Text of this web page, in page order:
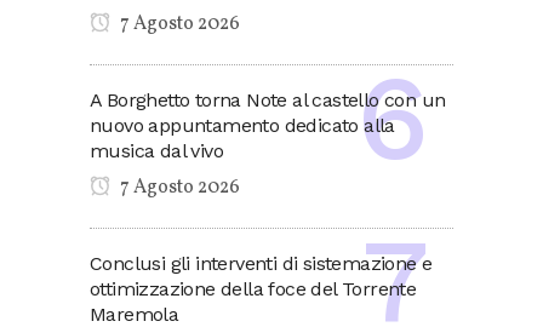
7 Agosto 2026
A Borghetto torna Note al castello con un
nuovo appuntamento dedicato alla
musica dal vivo
7 Agosto 2026
Conclusi gli interventi di sistemazione e
ottimizzazione della foce del Torrente
Maremola